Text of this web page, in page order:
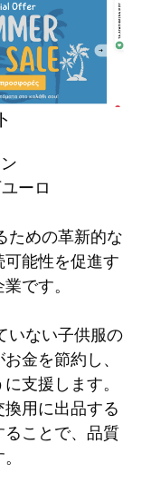
ーロ
ための革新的な
能性を促進す
です。
いない子供服の
金を節約し、
支援します。
用に出品する
ことで、品質